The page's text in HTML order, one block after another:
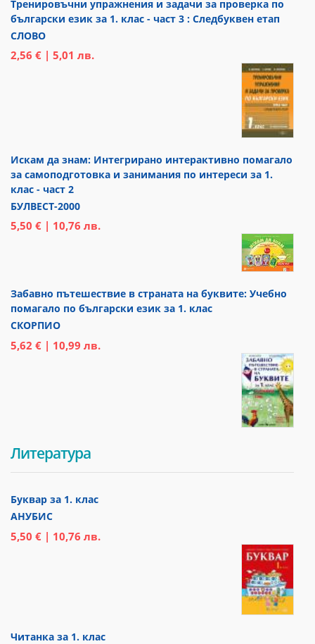
Тренировъчни упражнения и задачи за проверка по
български език за 1. клас - част 3 : Следбуквен етап
СЛОВО
2,56 € | 5,01 лв.
Искам да знам: Интегрирано интерактивно помагало
за самоподготовка и занимания по интереси за 1.
клас - част 2
БУЛВЕСТ-2000
5,50 € | 10,76 лв.
Забавно пътешествие в страната на буквите: Учебно
помагало по български език за 1. клас
СКОРПИО
5,62 € | 10,99 лв.
Литература
Буквар за 1. клас
АНУБИС
5,50 € | 10,76 лв.
Читанка за 1. клас